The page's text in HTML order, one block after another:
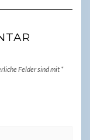
Felder sind mit *